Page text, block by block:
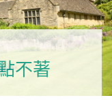
不著